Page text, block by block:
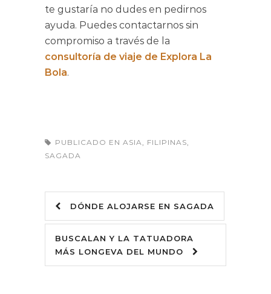
te gustaría no dudes en pedirnos
ayuda. Puedes contactarnos sin
compromiso a través de la
consultoría de viaje de Explora La
Bola.
PUBLICADO EN ASIA FILIPINAS
SAGADA
DÓNDE ALOJARSE EN SAGADA
BUSCALAN Y LA TATUADORA
MÁS LONGEVA DEL MUNDO